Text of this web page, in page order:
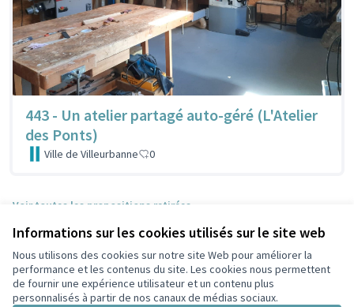
Informations sur les cookies utilisés sur le site web
Nous utilisons des cookies sur notre site Web pour améliorer la
performance et les contenus du site. Les cookies nous permettent
de fournir une expérience utilisateur et un contenu plus
personnalisés à partir de nos canaux de médias sociaux.
443 - Un atelier partagé auto-géré (L'Atelier
des Ponts)
Ville de Villeurbanne 0
Voir toutes les propositions retirées
Conditions d'utilisation
Paramètres des cookies
Participez Villeurbanne sur X
Participez Villeurbanne sur Facebook
Participez Villeurbanne sur Instagram
Participez Villeurbanne sur YouTube